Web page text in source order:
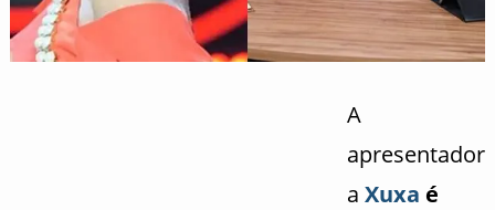
A
apresentador
a Xuxa é